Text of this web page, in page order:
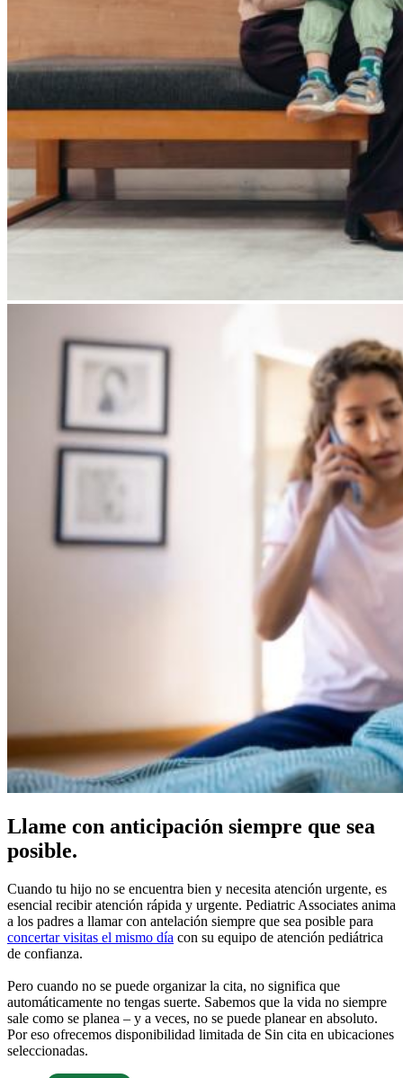
Llame con anticipación siempre que sea
posible.
Cuando tu hijo no se encuentra bien y necesita atención urgente, es
esencial recibir atención rápida y urgente. Pediatric Associates anima
a los padres a llamar con antelación siempre que sea posible para
concertar visitas el mismo día con su equipo de atención pediátrica
de confianza.
Pero cuando no se puede organizar la cita, no significa que
automáticamente no tengas suerte. Sabemos que la vida no siempre
sale como se planea – y a veces, no se puede planear en absoluto.
Por eso ofrecemos disponibilidad limitada de Sin cita en ubicaciones
seleccionadas.